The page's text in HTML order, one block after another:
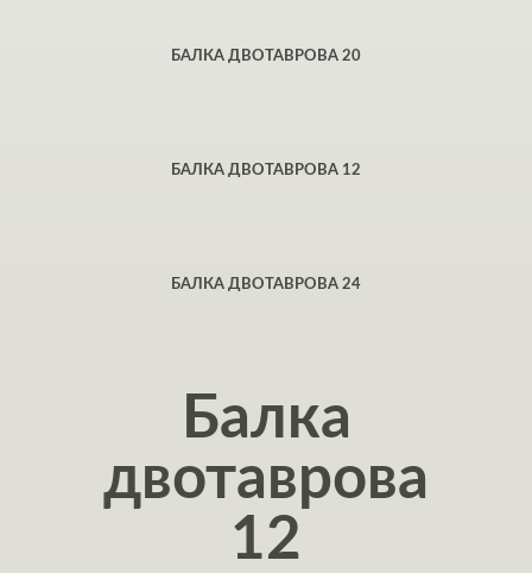
БАЛКА ДВОТАВРОВА 20
БАЛКА ДВОТАВРОВА 12
БАЛКА ДВОТАВРОВА 24
Балка
двотаврова
12